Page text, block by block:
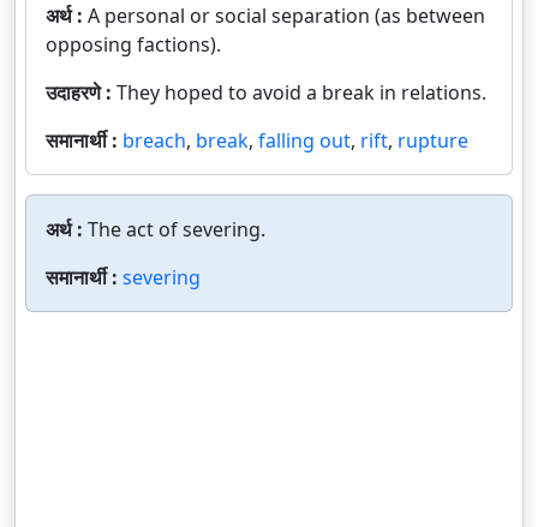
अर्थ : A personal or social separation (as between
opposing factions).
उदाहरणे : They hoped to avoid a break in relations.
समानार्थी : breach, break, falling out, rift, rupture
अर्थ : The act of severing.
समानार्थी : severing